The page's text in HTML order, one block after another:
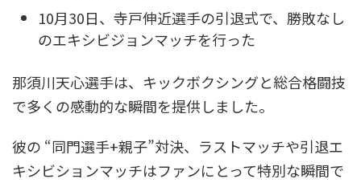
10月30日、寺戸伸近選手の引退式で、勝敗なし
のエキシビジョンマッチを行った
那須川天心選手は、キックボクシングと総合格闘技
で多くの感動的な瞬間を提供しました。
彼の “同門選手+親子”対決、ラストマッチや引退エ
キシビションマッチはファンにとって特別な瞬間で